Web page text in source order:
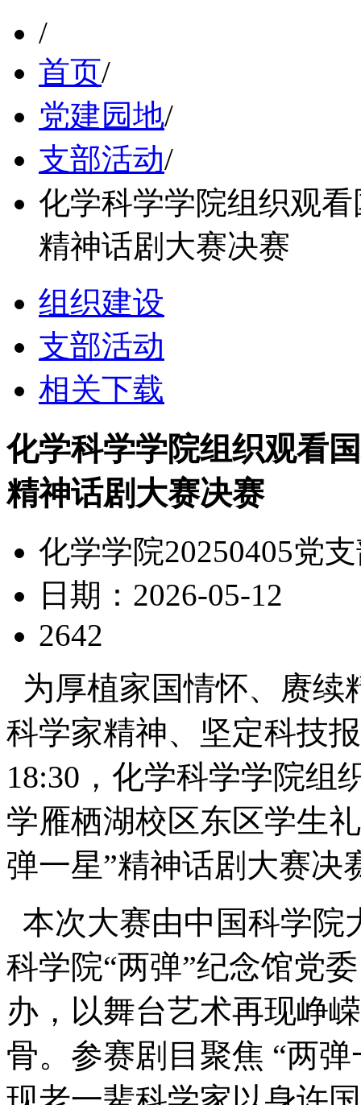
/
首页/
党建园地/
支部活动/
化学科学学院组织观
精神话剧大赛决赛
组织建设
支部活动
相关下载
化学科学学院组织观看
精神话剧大赛决赛
化学学院20250405党
日期：2026-05-12
2642
为厚植家国情怀、赓续
科学家精神、坚定科技
18:30，化学科学学院组
学雁栖湖校区东区学生
弹一星”精神话剧大赛决
本次大赛由中国科学院
科学院“两弹”纪念馆党
办，以舞台艺术再现峥
骨。参赛剧目聚焦 “两